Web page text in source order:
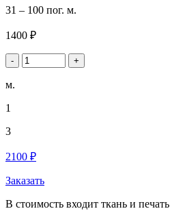
31 – 100 пог. м.
1400 ₽
- +
м.
1
3
2100 ₽
Заказать
В стоимость входит ткань и печать